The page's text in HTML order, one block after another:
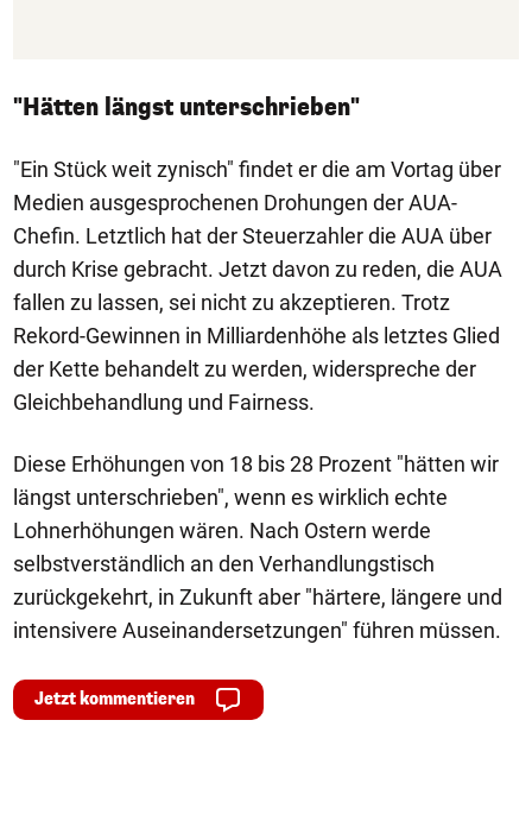
"Hätten längst unterschrieben"
"Ein Stück weit zynisch" findet er die am Vortag über
Medien ausgesprochenen Drohungen der AUA-
Chefin. Letztlich hat der Steuerzahler die AUA über
durch Krise gebracht. Jetzt davon zu reden, die AUA
fallen zu lassen, sei nicht zu akzeptieren. Trotz
Rekord-Gewinnen in Milliardenhöhe als letztes Glied
der Kette behandelt zu werden, widerspreche der
Gleichbehandlung und Fairness.
Diese Erhöhungen von 18 bis 28 Prozent "hätten wir
längst unterschrieben", wenn es wirklich echte
Lohnerhöhungen wären. Nach Ostern werde
selbstverständlich an den Verhandlungstisch
zurückgekehrt, in Zukunft aber "härtere, längere und
intensivere Auseinandersetzungen" führen müssen.
Jetzt kommentieren